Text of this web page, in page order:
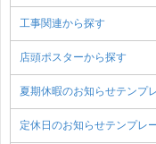
工事関連から探す
店頭ポスターから探す
夏期休暇のお知らせテンプ
定休日のお知らせテンプレ